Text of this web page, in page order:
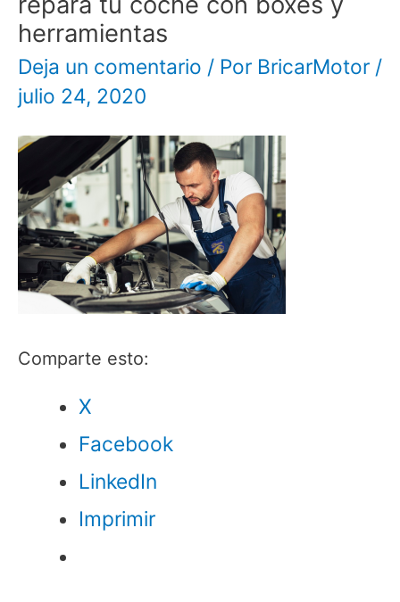
herramientas
Deja un comentario / Por BricarMotor /
julio 24, 2020
Comparte esto:
X
Facebook
LinkedIn
Imprimir